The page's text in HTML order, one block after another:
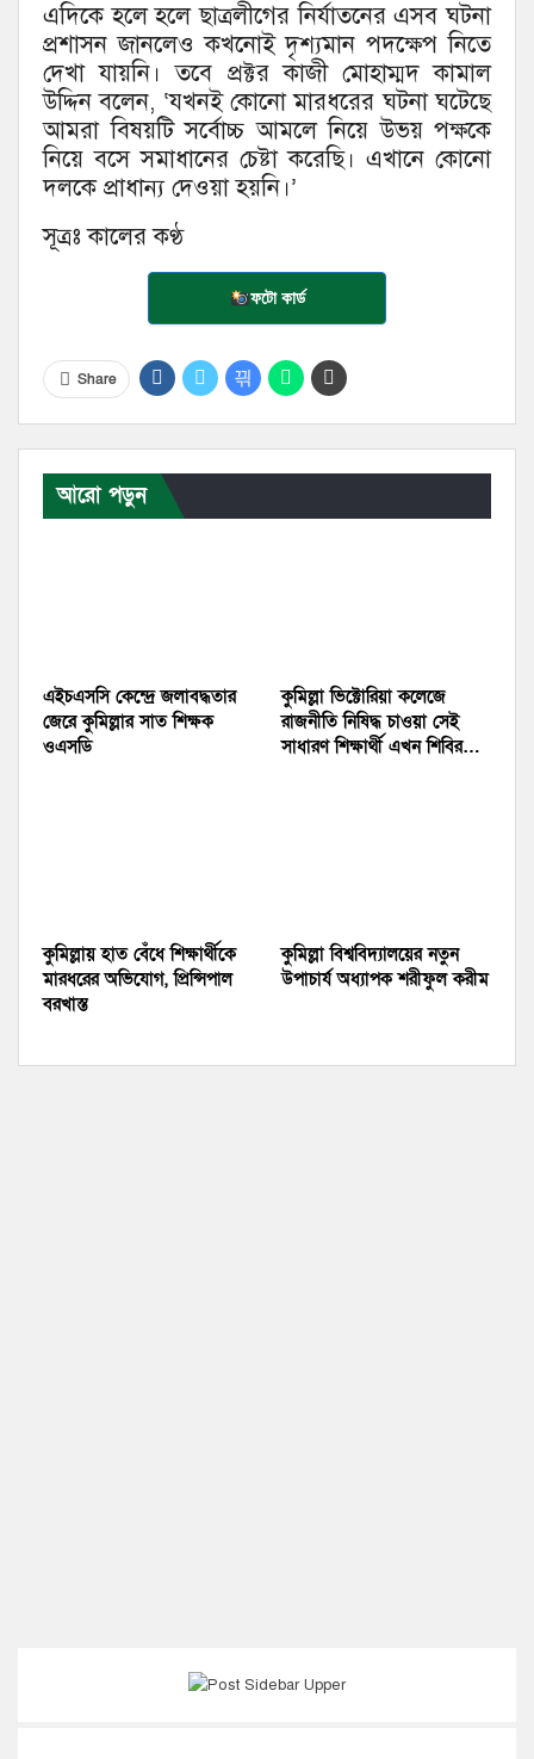
এদিকে হলে হলে ছাত্রলীগের নির্যাতনের এসব ঘটনা
প্রশাসন জানলেও কখনোই দৃশ্যমান পদক্ষেপ নিতে
দেখা যায়নি। তবে প্রক্টর কাজী মোহাম্মদ কামাল
উদ্দিন বলেন, ‘যখনই কোনো মারধরের ঘটনা ঘটেছে
আমরা বিষয়টি সর্বোচ্চ আমলে নিয়ে উভয় পক্ষকে
নিয়ে বসে সমাধানের চেষ্টা করেছি। এখানে কোনো
দলকে প্রাধান্য দেওয়া হয়নি।’
সূত্রঃ কালের কণ্ঠ
ফটো কার্ড
Share
আরো পড়ুন
এইচএসসি কেন্দ্রে জলাবদ্ধতার
জেরে কুমিল্লার সাত শিক্ষক
ওএসডি
কুমিল্লা ভিক্টোরিয়া কলেজে
রাজনীতি নিষিদ্ধ চাওয়া সেই
সাধারণ শিক্ষার্থী এখন শিবির…
কুমিল্লায় হাত বেঁধে শিক্ষার্থীকে
মারধরের অভিযোগ, প্রিন্সিপাল
বরখাস্ত
কুমিল্লা বিশ্ববিদ্যালয়ের নতুন
উপাচার্য অধ্যাপক শরীফুল করীম